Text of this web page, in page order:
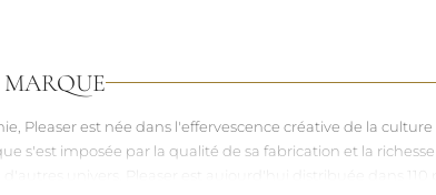
Pleaser est née dans l'effervescence créative de la
s'est imposée par la qualité de sa fabrication et la
d'autres univers. Pleaser est aujourd'hui distribuée dans 110